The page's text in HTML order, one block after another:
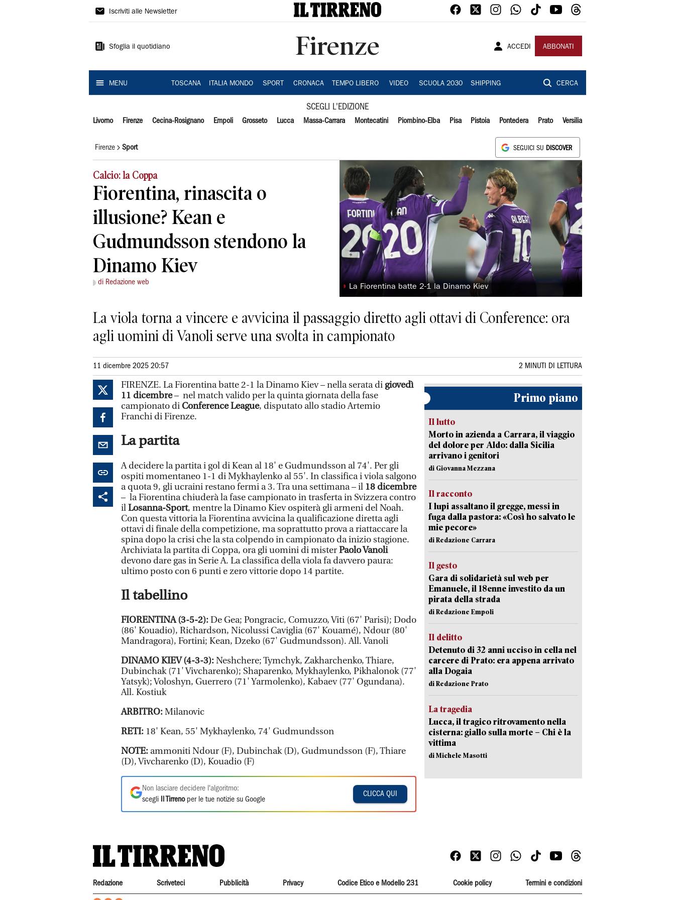
Il
Iscriviti alle Newsletter
Sfoglia il quotidiano Firenze ACCEDI ABBONATI
MENU TOSCANA ITALIA MONDO SPORT CRONACA TEMPO LIBERO VIDEO SCUOLA 2030 SHIPPING CERCA
SCEGLI L'EDIZIONE
Livorno Firenze Cecina-Rosignano Empoli Grosseto Lucca Massa-Carrara Montecatini Piombino-Elba Pisa Pistoia Pontedera Prato Versilia
Firenze Sport SEGUICI SU DISCOVER
Calcio: la Coppa
Fiorentina, rinascita o
illusione? Kean e
Gudmundsson stendono la
Dinamo Kiev
di Redazione web
◗ La Fiorentina batte 2-1 la Dinamo Kiev
La viola torna a vincere e avvicina il passaggio diretto agli ottavi di Conference: ora
agli uomini di Vanoli serve una svolta in campionato
11 dicembre 2025 20:57 2 MINUTI DI LETTURA
FIRENZE. La Fiorentina batte 2-1 la Dinamo Kiev – nella serata di giovedì
11 dicembre– nel match valido per la quinta giornata della fase
campionato di Conference League, disputato allo stadio Artemio
Franchi di Firenze.
La partita
A decidere la partita i gol di Kean al 18' e Gudmundsson al 74'. Per gli
ospiti momentaneo 1-1 di Mykhaylenko al 55'. In classifica i viola salgono
a quota 9, gli ucraini restano fermi a 3. Tra una settimana – il 18 dicembre
– la Fiorentina chiuderà la fase campionato in trasferta in Svizzera contro
ilLosanna-Sport, mentre la Dinamo Kiev ospiterà gli armeni del Noah.
Con questa vittoria la Fiorentina avvicina la qualificazione diretta agli
ottavi di finale della competizione, ma soprattutto prova a riattaccare la
spina dopo la crisi che la sta colpendo in campionato da inizio stagione.
Archiviata la partita di Coppa, ora gli uomini di misterPaolo Vanoli
devono dare gas in Serie A. La classifica della viola fa davvero paura:
ultimo posto con 6 punti e zero vittorie dopo 14 partite.
Il tabellino
FIORENTINA (3-5-2):De Gea; Pongracic, Comuzzo, Viti (67' Parisi); Dodo
(86' Kouadio), Richardson, Nicolussi Caviglia (67' Kouamé), Ndour (80'
Mandragora), Fortini; Kean, Dzeko (67' Gudmundsson). All. Vanoli
DINAMO KIEV (4-3-3):Neshchere; Tymchyk, Zakharchenko, Thiare,
Dubinchak (71' Vivcharenko); Shaparenko, Mykhaylenko, Pikhalonok (77'
Yatsyk); Voloshyn, Guerrero (71' Yarmolenko), Kabaev (77' Ogundana).
All. Kostiuk
ARBITRO:Milanovic
RETI: 18' Kean, 55' Mykhaylenko, 74' Gudmundsson
NOTE: ammoniti Ndour (F), Dubinchak (D), Gudmundsson (F), Thiare
(D), Vivcharenko (D), Kouadio (F)
Non lasciare decidere l'algoritmo:
scegli
Il Tirrenoper le tue notizie su Google
CLICCA QUI
Primo piano
Il lutto
Morto in azienda a Carrara, il viaggio
del dolore per Aldo: dalla Sicilia
arrivano i genitori
di Giovanna Mezzana
Il racconto
I lupi assaltano il gregge, messi in
fuga dalla pastora: «Così ho salvato le
mie pecore»
di Redazione Carrara
Il gesto
Gara di solidarietà sul web per
Emanuele, il 18enne investito da un
pirata della strada
di Redazione Empoli
Il delitto
Detenuto di 32 anni ucciso in cella nel
carcere di Prato: era appena arrivato
alla Dogaia
di Redazione Prato
La tragedia
Lucca, il tragico ritrovamento nella
cisterna: giallo sulla morte – Chi è la
vittima
di Michele Masotti
Redazione Scriveteci Pubblicità Privacy Codice Etico e Modello 231 Cookie policy Termini e condizioni